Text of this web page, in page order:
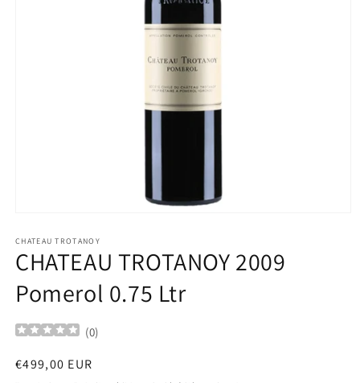
média
1
dans
fenêtre
modale
CHATEAU TROTANOY
CHATEAU TROTANOY 2009
Pomerol 0.75 Ltr
(0)
Prix
€499,00 EUR